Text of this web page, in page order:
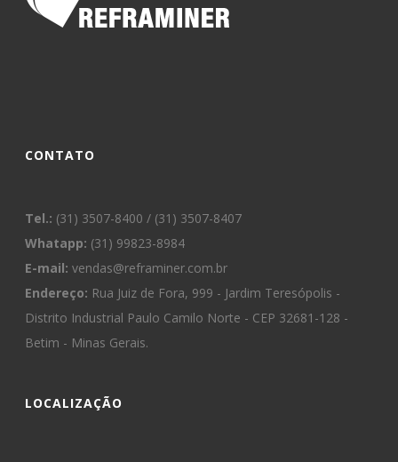
CONTATO
Tel.: (31) 3507-8400 / (31) 3507-8407
Whatapp: (31) 99823-8984
E-mail: vendas@reframiner.com.br
Endereço: Rua Juiz de Fora, 999 - Jardim Teresópolis -
Distrito Industrial Paulo Camilo Norte - CEP 32681-128 -
Betim - Minas Gerais.
LOCALIZAÇÃO